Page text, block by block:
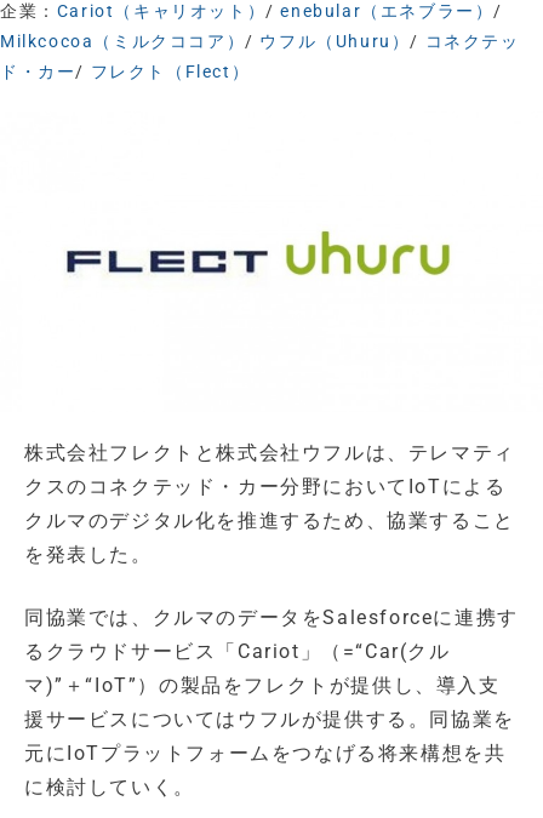
企業： Cariot（キャリオット）/enebular（エネブラー）/
Milkcocoa（ミルクココア）/ ウフル（Uhuru）/ コネクテッ
ド・カー/ フレクト（Flect）
株式会社フレクトと株式会社ウフルは、テレマティ
クスのコネクテッド・カー分野においてIoTによる
クルマのデジタル化を推進するため、協業すること
を発表した。
同協業では、クルマのデータをSalesforceに連携す
るクラウドサービス「Cariot」（=“Car(クル
マ)”＋“IoT”）の製品をフレクトが提供し、導入支
援サービスについてはウフルが提供する。同協業を
元にIoTプラットフォームをつなげる将来構想を共
に検討していく。